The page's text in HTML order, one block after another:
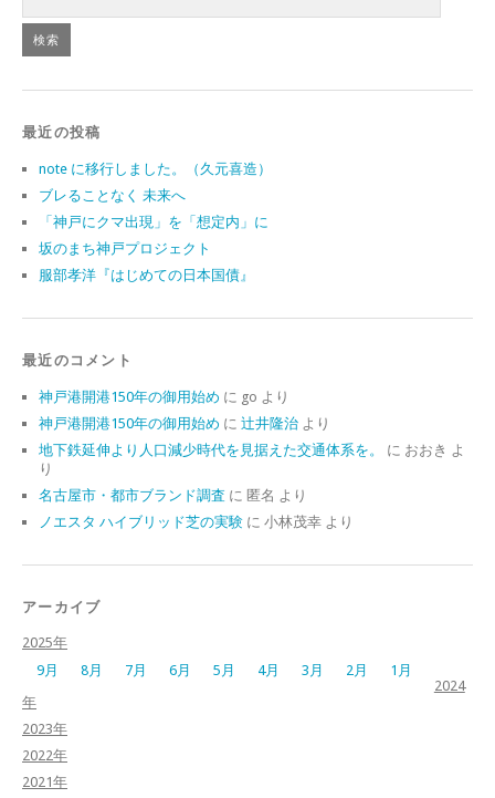
最近の投稿
note に移行しました。（久元喜造）
ブレることなく 未来へ
「神戸にクマ出現」を「想定内」に
坂のまち神戸プロジェクト
服部孝洋『はじめての日本国債』
最近のコメント
神戸港開港150年の御用始め に go より
神戸港開港150年の御用始め に 辻井隆治 より
地下鉄延伸より人口減少時代を見据えた交通体系を。
に おおき よ
り
名古屋市・都市ブランド調査 に 匿名 より
ノエスタ ハイブリッド芝の実験 に 小林茂幸 より
アーカイブ
2025年
9月
8月 7月 6月 5月 4月 3月 2月
1月
2024
年
2023年
2022年
2021年